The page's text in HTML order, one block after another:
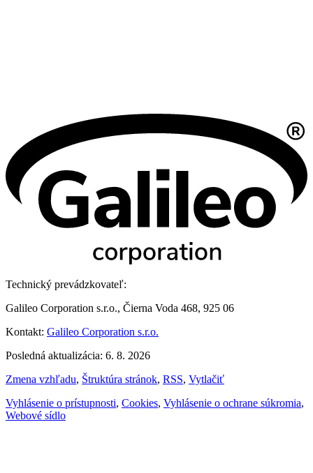
Technický prevádzkovateľ:
Galileo Corporation s.r.o., Čierna Voda 468, 925 06
Kontakt: Galileo Corporation s.r.o.
Posledná aktualizácia: 6. 8. 2026
Zmena vzhľadu, Štruktúra stránok, RSS, Vytlačiť
Vyhlásenie o prístupnosti, Cookies, Vyhlásenie o ochrane súkromia,
Webové sídlo